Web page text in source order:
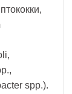
spp.).